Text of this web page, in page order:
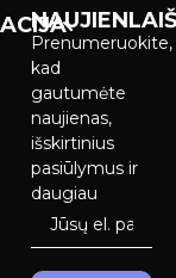
Prenumeruokite,
kad
gautumėte
naujienas,
išskirtinius
pasiūlymus ir
daugiau